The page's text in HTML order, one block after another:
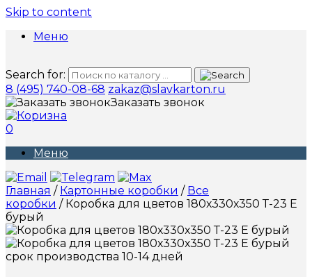
Skip to content
Меню
Search for:
8 (495) 740-08-68 zakaz@slavkarton.ru
Заказать звонок
0
Меню
Главная / Картонные коробки / Все
коробки / Коробка для цветов 180х330х350 Т-23 Е
бурый
срок производства 10-14 дней